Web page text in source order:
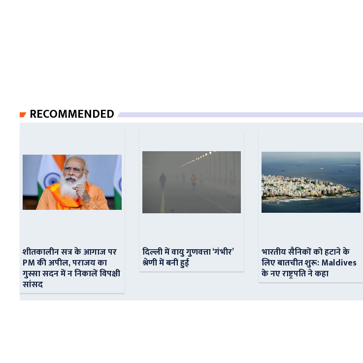
RECOMMENDED
शीतकालीन सत्र के आगाज पर
PM की अपील, पराजय का
गुस्सा सदन में न निकालें विपक्षी
सांसद
दिल्ली में वायु गुणवत्ता ‘गंभीर’
श्रेणी में बनी हुई
भारतीय सैनिकों को हटाने के
लिए बातचीत शुरू: Maldives
के नए राष्ट्रपति ने कहा